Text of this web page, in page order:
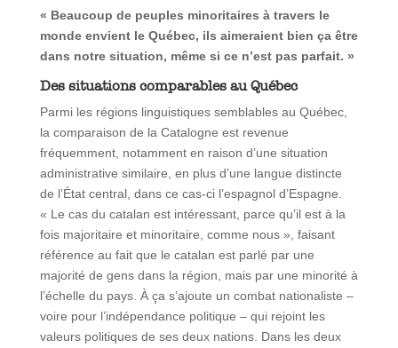
« Beaucoup de peuples minoritaires à travers le
monde envient le Québec, ils aimeraient bien ça être
dans notre situation, même si ce n’est pas parfait. »
Des situations comparables au Québec
Parmi les régions linguistiques semblables au Québec,
la comparaison de la Catalogne est revenue
fréquemment, notamment en raison d’une situation
administrative similaire, en plus d’une langue distincte
de l’État central, dans ce cas-ci l’espagnol d’Espagne.
« Le cas du catalan est intéressant, parce qu’il est à la
fois majoritaire et minoritaire, comme nous », faisant
référence au fait que le catalan est parlé par une
majorité de gens dans la région, mais par une minorité à
l’échelle du pays. À ça s’ajoute un combat nationaliste –
voire pour l’indépendance politique – qui rejoint les
valeurs politiques de ses deux nations. Dans les deux